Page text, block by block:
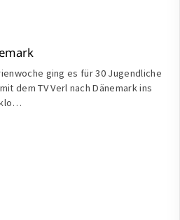
ging es für 30 Jugendliche
dem TV Verl nach Dänemark ins